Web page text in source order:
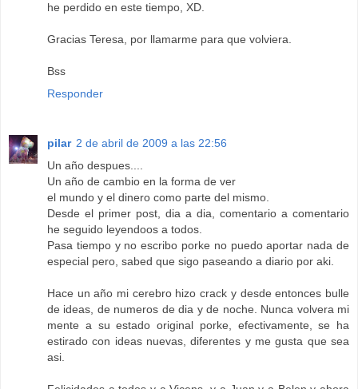
he perdido en este tiempo, XD.
Gracias Teresa, por llamarme para que volviera.
Bss
Responder
pilar 2 de abril de 2009 a las 22:56
Un año despues....
Un año de cambio en la forma de ver
el mundo y el dinero como parte del mismo.
Desde el primer post, dia a dia, comentario a comentario
he seguido leyendoos a todos.
Pasa tiempo y no escribo porke no puedo aportar nada de
especial pero, sabed que sigo paseando a diario por aki.
Hace un año mi cerebro hizo crack y desde entonces bulle
de ideas, de numeros de dia y de noche. Nunca volvera mi
mente a su estado original porke, efectivamente, se ha
estirado con ideas nuevas, diferentes y me gusta que sea
asi.